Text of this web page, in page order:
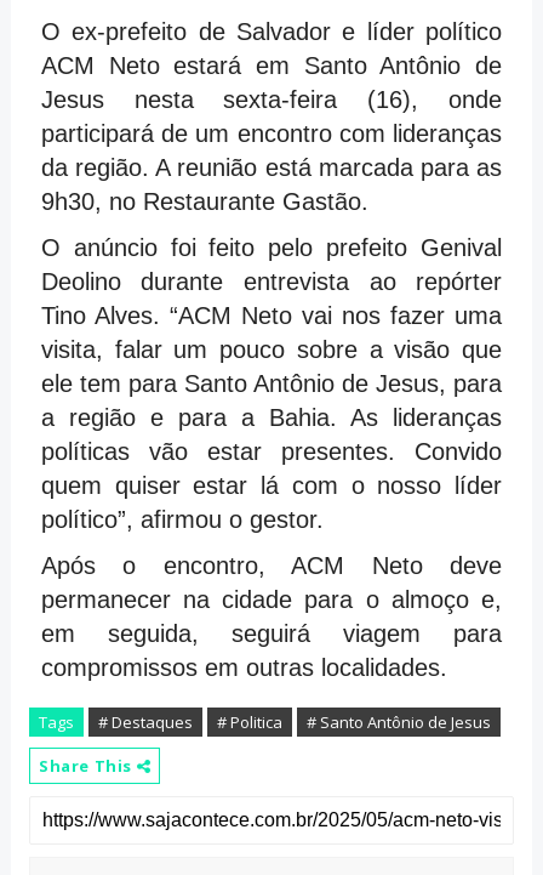
O ex-prefeito de Salvador e líder político
ACM Neto estará em Santo Antônio de
Jesus nesta sexta-feira (16), onde
participará de um encontro com lideranças
da região. A reunião está marcada para as
9h30, no Restaurante Gastão.
O anúncio foi feito pelo prefeito Genival
Deolino durante entrevista ao repórter
Tino Alves. “ACM Neto vai nos fazer uma
visita, falar um pouco sobre a visão que
ele tem para Santo Antônio de Jesus, para
a região e para a Bahia. As lideranças
políticas vão estar presentes. Convido
quem quiser estar lá com o nosso líder
político”, afirmou o gestor.
Após o encontro, ACM Neto deve
permanecer na cidade para o almoço e,
em seguida, seguirá viagem para
compromissos em outras localidades.
Tags # Destaques # Politica
# Santo Antônio de Jesus
Share This